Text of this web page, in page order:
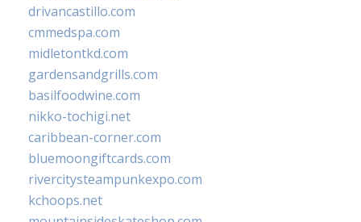
drivancastillo.com
cmmedspa.com
midletontkd.com
gardensandgrills.com
basilfoodwine.com
nikko-tochigi.net
caribbean-corner.com
bluemoongiftcards.com
rivercitysteampunkexpo.com
kchoops.net